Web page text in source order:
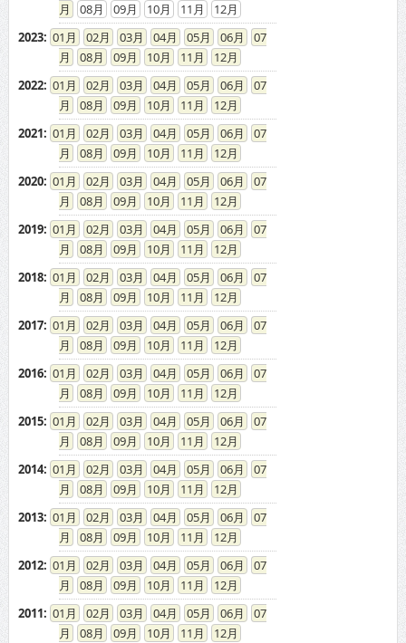
08
09 10 11
12
2023: 01 02 03 04 05 06
07
08
09 10 11
12
2022: 01 02 03 04 05 06
07
08
09 10 11
12
2021: 01 02 03 04 05 06
07
08
09 10 11
12
2020: 01 02 03 04 05 06
07
08
09 10 11
12
2019: 01 02 03 04 05 06
07
08
09 10 11
12
2018: 01 02 03 04 05 06
07
08
09 10 11
12
2017: 01 02 03 04 05 06
07
08
09 10 11
12
2016: 01 02 03 04 05 06
07
08
09 10 11
12
2015: 01 02 03 04 05 06
07
08
09 10 11
12
2014: 01 02 03 04 05 06
07
08
09 10 11
12
2013: 01 02 03 04 05 06
07
08
09 10 11
12
2012: 01 02 03 04 05 06
07
08
09 10 11
12
2011: 01 02 03 04 05 06
07
08
09 10 11
12